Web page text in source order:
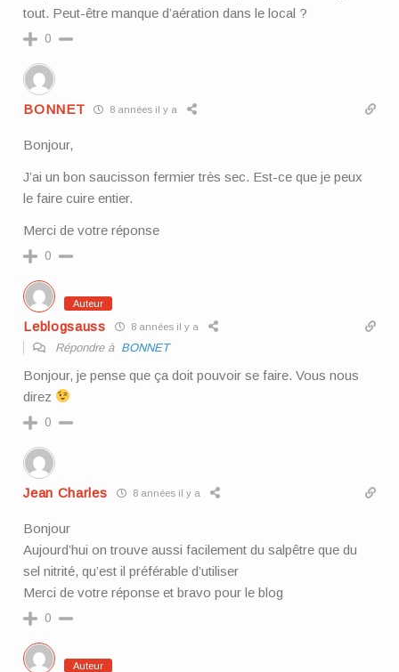
tout. Peut-être manque d’aération dans le local ?
0
BONNET 8 années il y a
Bonjour,
J’ai un bon saucisson fermier très sec. Est-ce que je peux
le faire cuire entier.
Merci de votre réponse
0
Auteur
Leblogsauss 8 années il y a
Répondre à BONNET
Bonjour, je pense que ça doit pouvoir se faire. Vous nous
direz
0
Jean Charles 8 années il y a
Bonjour
Aujourd’hui on trouve aussi facilement du salpêtre que du
sel nitrité, qu’est il préférable d’utiliser
Merci de votre réponse et bravo pour le blog
0
Auteur